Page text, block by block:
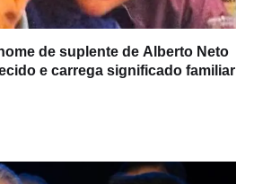
de suplente de Alberto Neto
e carrega significado familiar